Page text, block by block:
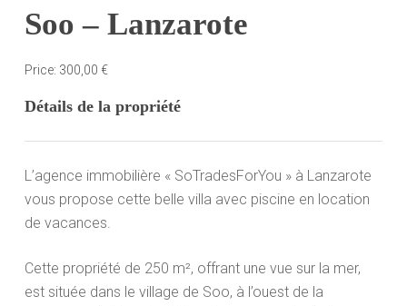
Soo – Lanzarote
Price: 300,00 €
Détails de la propriété
L’agence immobilière « SoTradesForYou » à Lanzarote
vous propose cette belle villa avec piscine en location
de vacances.
Cette propriété de 250 m², offrant une vue sur la mer,
est située dans le village de Soo, à l’ouest de la